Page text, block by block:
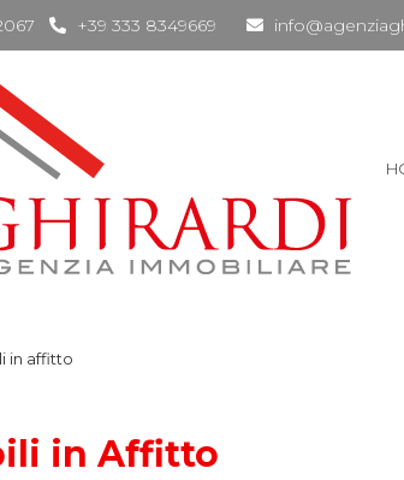
+39 333 8349669
in affitto
in Affitto